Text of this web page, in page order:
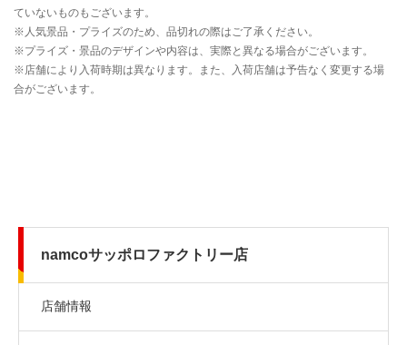
namcoサッポロファクトリー店
店舗情報